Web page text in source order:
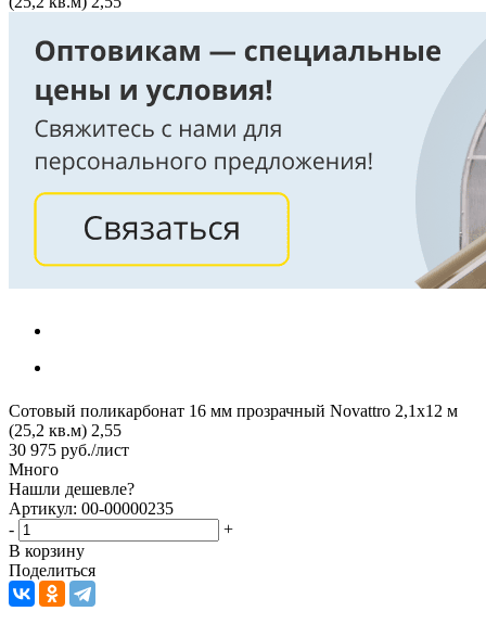
Сотовый поликарбонат 16 мм прозрачный Novattro 2,1х12 м
(25,2 кв.м) 2,55
30 975 руб./лист
Много
Нашли дешевле?
Артикул: 00-00000235
-
+
В корзину
Поделиться